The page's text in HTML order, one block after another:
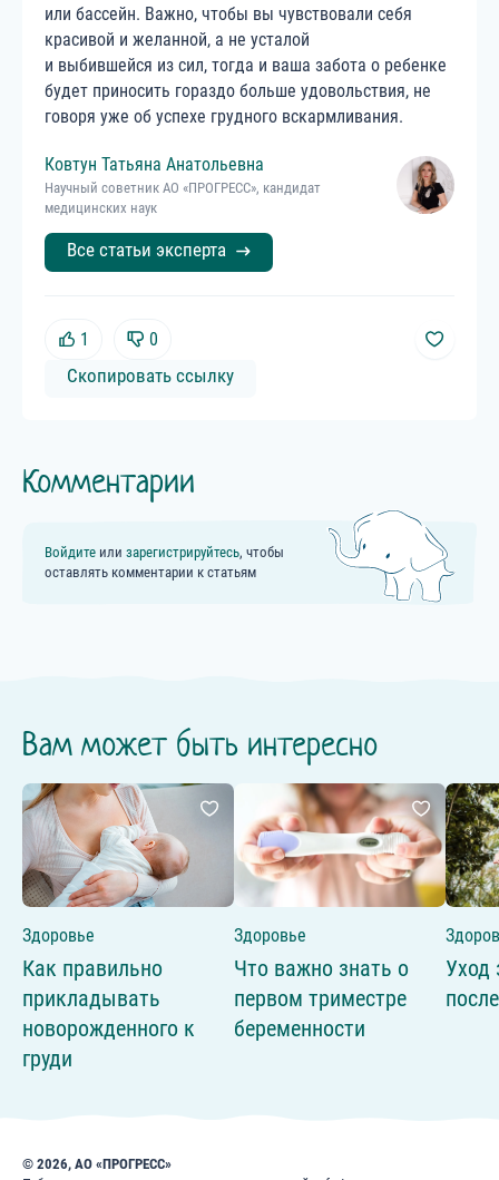
или бассейн. Важно, чтобы вы чувствовали себя
красивой и желанной, а не усталой
и выбившейся из сил, тогда и ваша забота о ребенке
будет приносить гораздо больше удовольствия, не
говоря уже об успехе грудного вскармливания.
Ковтун Татьяна Анатольевна
Научный советник АО «ПРОГРЕСС», кандидат
медицинских наук
Все статьи эксперта
1 0
Скопировать ссылку
Комментарии
Войдите или зарегистрируйтесь, чтобы
оставлять комментарии к статьям
Вам может быть интересно
Здоровье
Как правильно
прикладывать
новорожденного к
груди
Здоровье
Что важно знать о
первом триместре
беременности
Уход
© 2026, АО «ПРОГРЕСС»